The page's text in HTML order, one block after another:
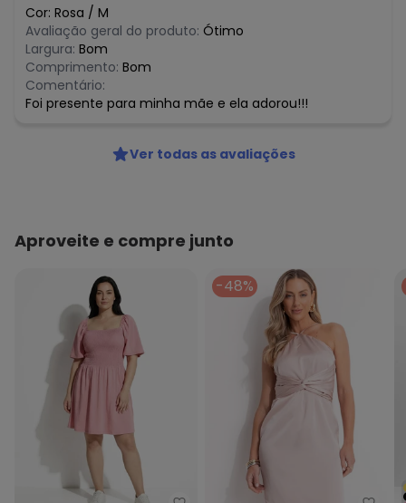
Cor: Rosa / M
Avaliação geral do produto: Ótimo
Largura: Bom
Comprimento: Bom
Comentário:
Foi presente para minha mãe e ela adorou!!!
Ver todas as avaliações
Aproveite e compre junto
-48%